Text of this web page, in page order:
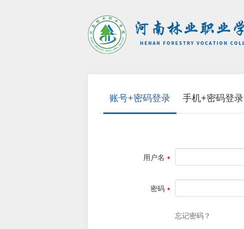
账号+密码登录 手机+密码登录
用户名
密码
忘记密码？